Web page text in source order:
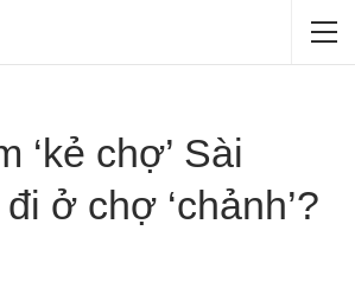
‘kẻ chợ’ Sài
ở chợ ‘chảnh’?